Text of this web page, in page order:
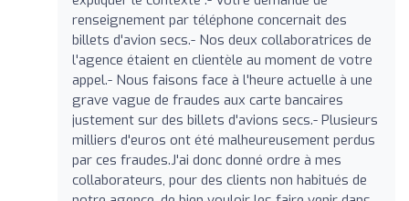
renseignement par téléphone concernait des
billets d'avion secs.- Nos deux collaboratrices de
l'agence étaient en clientèle au moment de votre
appel.- Nous faisons face à l'heure actuelle à une
grave vague de fraudes aux carte bancaires
justement sur des billets d'avions secs.- Plusieurs
milliers d'euros ont été malheureusement perdus
par ces fraudes.J'ai donc donné ordre à mes
collaborateurs, pour des clients non habitués de